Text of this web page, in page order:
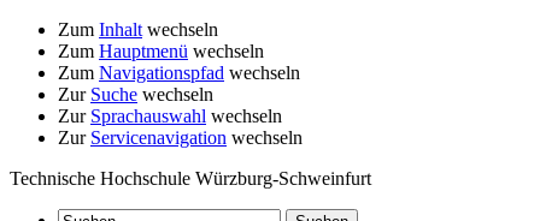
Zum Inhalt wechseln
Zum Hauptmenü wechseln
Zum Navigationspfad wechseln
Zur Suche wechseln
Zur Sprachauswahl wechseln
Zur Servicenavigation wechseln
Technische Hochschule Würzburg-Schweinfurt